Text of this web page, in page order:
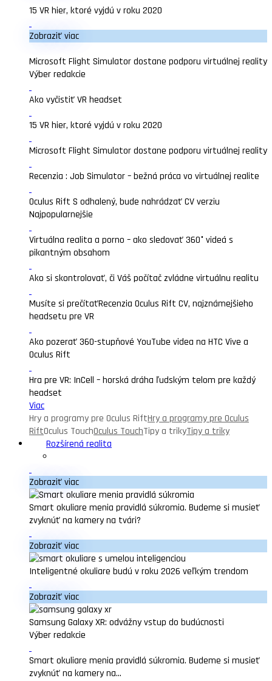
15 VR hier, ktoré vyjdú v roku 2020
Zobraziť viac
Microsoft Flight Simulator dostane podporu virtuálnej reality
Výber redakcie
Ako vyčistiť VR headset
15 VR hier, ktoré vyjdú v roku 2020
Microsoft Flight Simulator dostane podporu virtuálnej reality
Recenzia : Job Simulator – bežná práca vo virtuálnej realite
Oculus Rift S odhalený, bude nahrádzať CV verziu
Najpopularnejšie
Virtuálna realita a porno – ako sledovať 360° videá s
pikantným obsahom
Ako si skontrolovať, či Váš počítač zvládne virtuálnu realitu
Musíte si prečítaťRecenzia Oculus Rift CV, najznámejšieho
headsetu pre VR
Ako pozerať 360-stupňové YouTube videa na HTC Vive a
Oculus Rift
Hra pre VR: InCell – horská dráha ľudským telom pre každý
headset
Viac
Hry a programy pre Oculus RiftHry a programy pre Oculus
RiftOculus TouchOculus TouchTipy a trikyTipy a triky
Rozšírená realita
Zobraziť viac
Smart okuliare menia pravidlá súkromia. Budeme si musieť
zvyknúť na kamery na tvári?
Zobraziť viac
Inteligentné okuliare budú v roku 2026 veľkým trendom
Zobraziť viac
Samsung Galaxy XR: odvážny vstup do budúcnosti
Výber redakcie
Smart okuliare menia pravidlá súkromia. Budeme si musieť
zvyknúť na kamery na...